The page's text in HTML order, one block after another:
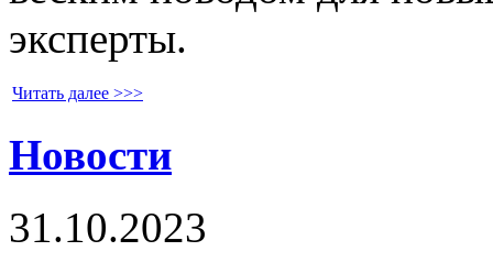
эксперты.
Читать далее >>>
Новости
31.10.2023